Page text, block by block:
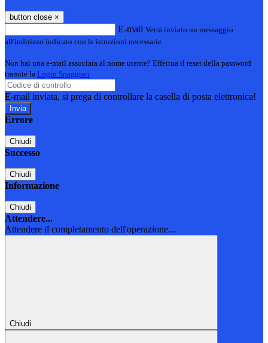
button close ×
E-mail Verrà inviato un messaggio
all'indirizzo indicato con le istruzioni necessarie.
Non hai una e-mail associata al nome utente? Effettua il reset della password
tramite la Login Spaggiari
E-mail inviata, si prega di controllare la casella di posta elettronica!
Errore
Chiudi
Successo
Chiudi
Informazione
Chiudi
Attendere...
Attendere il completamento dell'operazione...
Chiudi